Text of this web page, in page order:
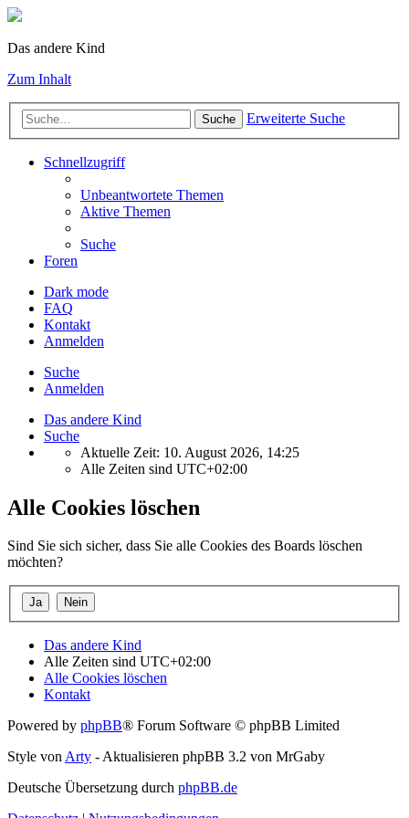
Das andere Kind
Zum Inhalt
Suche Erweiterte Suche
Schnellzugriff
Unbeantwortete Themen
Aktive Themen
Suche
Foren
Dark mode
FAQ
Kontakt
Anmelden
Suche
Anmelden
Das andere Kind
Suche
Aktuelle Zeit: 10. August 2026, 14:25
Alle Zeiten sind UTC+02:00
Alle Cookies löschen
Sind Sie sich sicher, dass Sie alle Cookies des Boards löschen
möchten?
Das andere Kind
Alle Zeiten sind UTC+02:00
Alle Cookies löschen
Kontakt
Powered by phpBB® Forum Software © phpBB Limited
Style von Arty - Aktualisieren phpBB 3.2 von MrGaby
Deutsche Übersetzung durch phpBB.de